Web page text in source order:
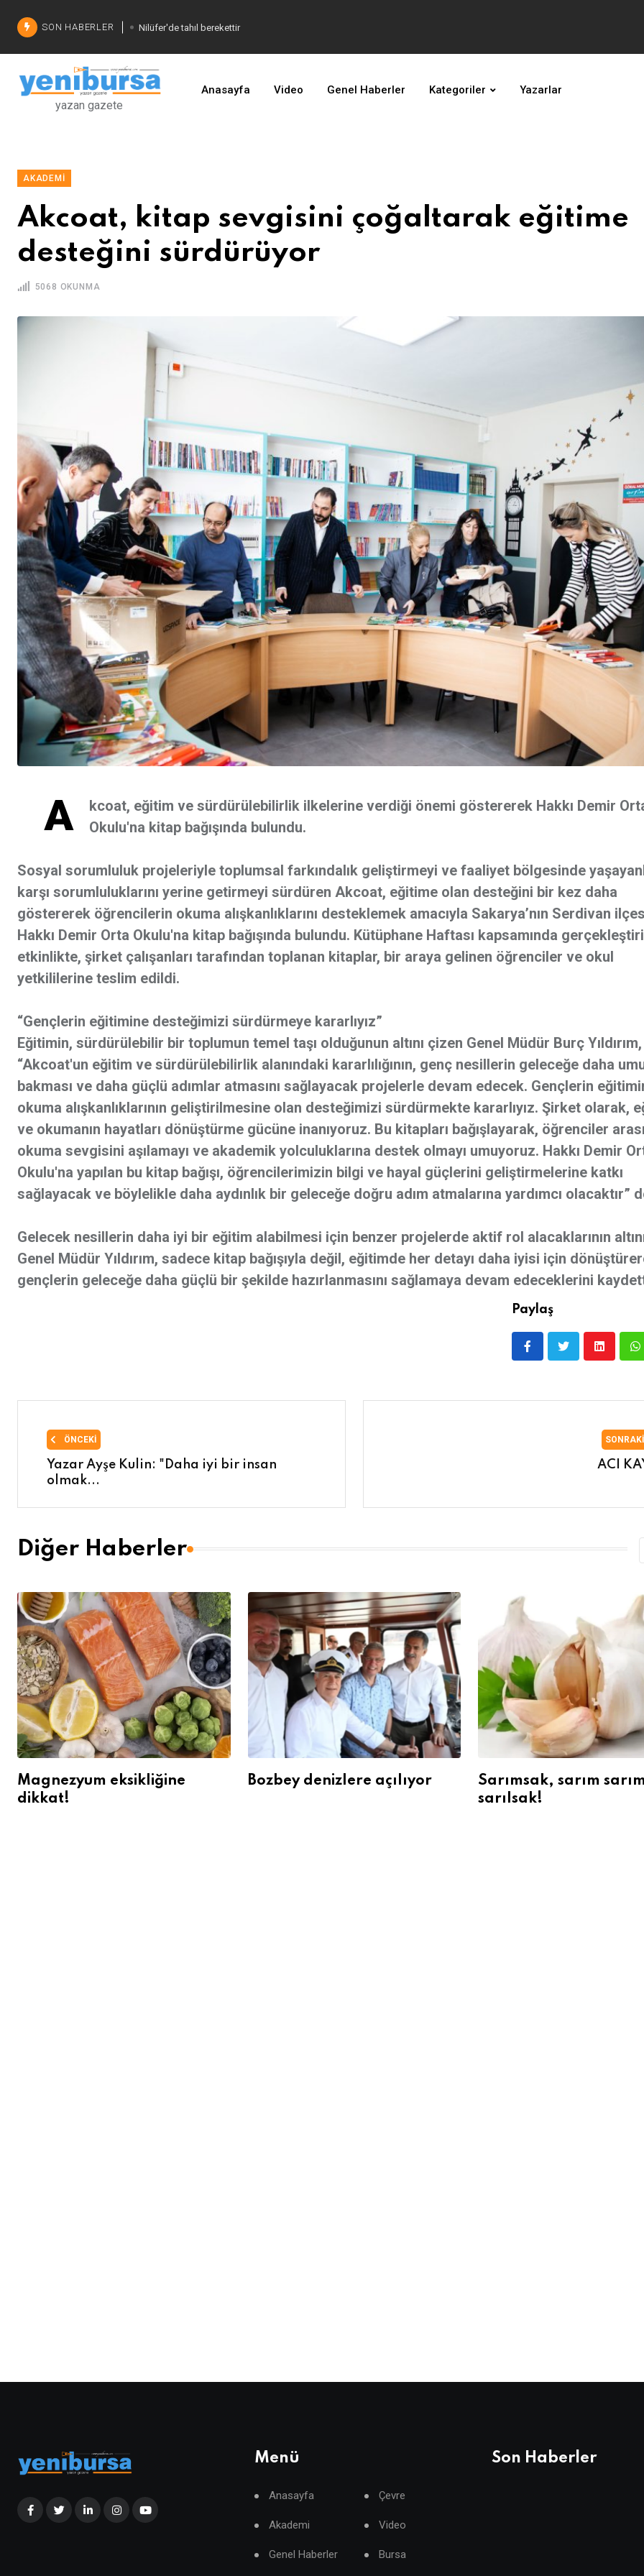
SON HABERLER Nilüfer'de tahıl berekettir
Şadi Özdemir'den çözüm
İşinizi geliştirin
yazan gazete
Anasayfa Video Genel Haberler Kategoriler Yazarlar
AKADEMI
Akcoat, kitap sevgisini çoğaltarak eğitime
desteğini sürdürüyor
5068 OKUNMA
A
kcoat, eğitim ve sürdürülebilirlik ilkelerine verdiği önemi göstererek Hakkı Demir
Okulu'na kitap bağışında bulundu.
Sosyal sorumluluk projeleriyle toplumsal farkındalık geliştirmeyi ve faaliyet bölgesinde
karşı sorumluluklarını yerine getirmeyi sürdüren Akcoat, eğitime olan desteğini bir kez daha
göstererek öğrencilerin okuma alışkanlıklarını desteklemek amacıyla Sakarya’nın Serdivan
Hakkı Demir Orta Okulu'na kitap bağışında bulundu. Kütüphane Haftası kapsamında
etkinlikte, şirket çalışanları tarafından toplanan kitaplar, bir araya gelinen öğrenciler ve okul
yetkililerine teslim edildi.
“Gençlerin eğitimine desteğimizi sürdürmeye kararlıyız”
Eğitimin, sürdürülebilir bir toplumun temel taşı olduğunun altını çizen Genel Müdür Burç Yıldırım,
“Akcoat'un eğitim ve sürdürülebilirlik alanındaki kararlılığının, genç nesillerin geleceğe daha
bakması ve daha güçlü adımlar atmasını sağlayacak projelerle devam edecek. Gençlerin
okuma alışkanlıklarının geliştirilmesine olan desteğimizi sürdürmekte kararlıyız. Şirket olarak,
ve okumanın hayatları dönüştürme gücüne inanıyoruz. Bu kitapları bağışlayarak, öğrenciler
okuma sevgisini aşılamayı ve akademik yolculuklarına destek olmayı umuyoruz. Hakkı Demir
Okulu'na yapılan bu kitap bağışı, öğrencilerimizin bilgi ve hayal güçlerini geliştirmelerine katkı
sağlayacak ve böylelikle daha aydınlık bir geleceğe doğru adım atmalarına yardımcı olacaktır”
Gelecek nesillerin daha iyi bir eğitim alabilmesi için benzer projelerde aktif rol alacaklarının
Genel Müdür Yıldırım, sadece kitap bağışıyla değil, eğitimde her detayı daha iyisi için
gençlerin geleceğe daha güçlü bir şekilde hazırlanmasını sağlamaya devam edeceklerini
Paylaş
ÖNCEKI
Yazar Ayşe Kulin: "Daha iyi bir insan
olmak...
SONRAKI
ACI
Diğer Haberler
Magnezyum eksikliğine
dikkat!
Bozbey denizlere açılıyor
Sarımsak, sarım
sarılsak!
Menü
Anasayfa Çevre
Akademi Video
Genel Haberler Bursa
Son Haberler